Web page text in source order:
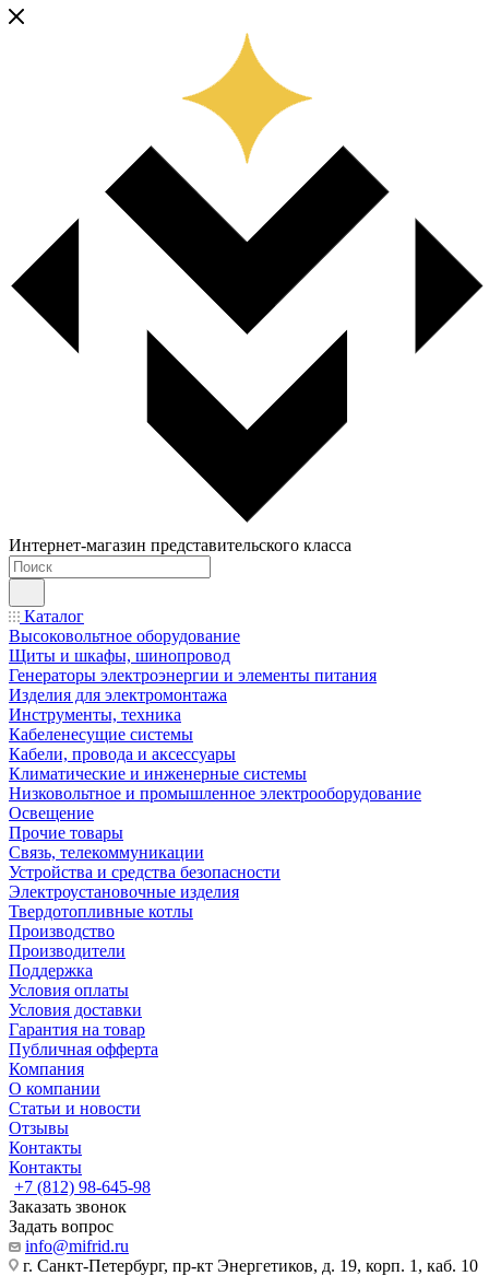
Интернет-магазин представительского класса
Каталог
Высоковольтное оборудование
Щиты и шкафы, шинопровод
Генераторы электроэнергии и элементы питания
Изделия для электромонтажа
Инструменты, техника
Кабеленесущие системы
Кабели, провода и аксессуары
Климатические и инженерные системы
Низковольтное и промышленное электрооборудование
Освещение
Прочие товары
Связь, телекоммуникации
Устройства и средства безопасности
Электроустановочные изделия
Твердотопливные котлы
Производство
Производители
Поддержка
Условия оплаты
Условия доставки
Гарантия на товар
Публичная офферта
Компания
О компании
Статьи и новости
Отзывы
Контакты
Контакты
+7 (812) 98-645-98
Заказать звонок
Задать вопрос
info@mifrid.ru
г. Санкт-Петербург, пр-кт Энергетиков, д. 19, корп. 1, каб. 10